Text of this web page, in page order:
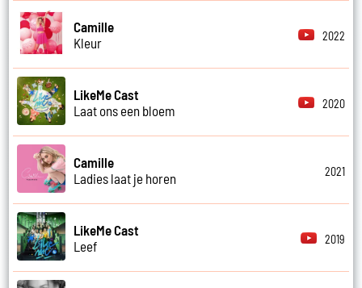
Camille
Kleur
2022
LikeMe Cast
Laat ons een bloem
2020
Camille
Ladies laat je horen
2021
LikeMe Cast
Leef
2019